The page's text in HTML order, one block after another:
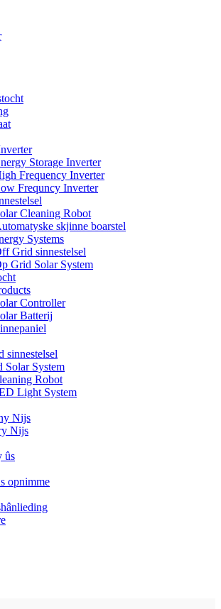
Storage Inverter
Frequency Inverter
Frequncy Inverter
Cleaning Robot
skjinne boarstel
Systems
Grid sinnestelsel
Grid Solar System
Controller
Batterij
sinnestelsel
Solar System
Robot
Light System
Nijs
Nijs
ûs
opnimme